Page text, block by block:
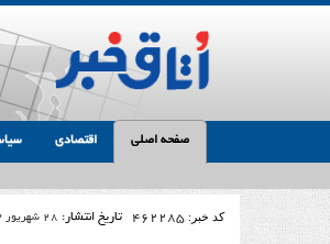
صفحه اصلی اقتصادی
کد خبر: 462285 تاریخ انتشار: 28 شهریور 1403 - 14:39